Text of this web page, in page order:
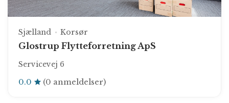
Sjælland Korsør
Glostrup Flytteforretning ApS
Servicevej 6
0.0 (0 anmeldelser)